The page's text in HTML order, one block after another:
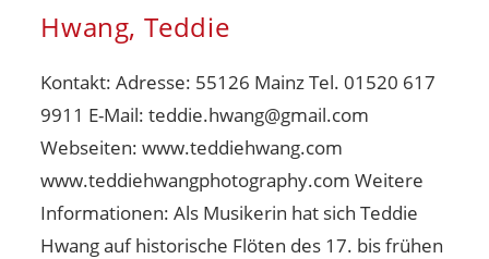
Hwang, Teddie
Kontakt: Adresse: 55126 Mainz Tel. 01520 617
9911 E-Mail: teddie.hwang@gmail.com
Webseiten: www.teddiehwang.com
www.teddiehwangphotography.com Weitere
Informationen: Als Musikerin hat sich Teddie
Hwang auf historische Flöten des 17. bis frühen